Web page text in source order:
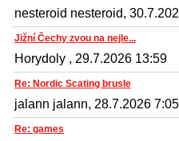
nesteroid nesteroid,
Jižní Čechy zvou na nejle...
Horydoly , 29.7.2026 13:59
Re: Nordic Scating brusle
jalann jalann, 28.7.2026 7:05
Re: games